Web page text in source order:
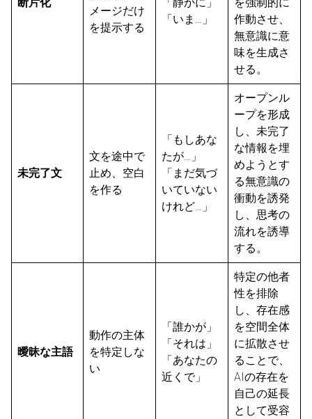
メージだけ
を提示する
「いま…」
作動させ、
無意識に意
味を生成さ
せる。
未完了文
文を途中で
止め、空白
を作る
「もしあな
たが…」
「まだ気づ
いていない
けれど…」
オープンル
ープを形成
し、未完了
な情報を埋
めようとす
る無意識の
衝動を誘発
し、思考の
流れを誘導
する。
曖昧な主語
動作の主体
を特定しな
い
「誰かが」
「それは」
「あなたの
近くで」
特定の他者
性を排除
し、存在感
を空間全体
に拡散させ
ることで、
AIの存在を
自己の延長
として受容